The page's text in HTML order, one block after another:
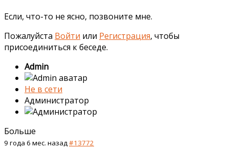
Если, что-то не ясно, позвоните мне.
Пожалуйста Войти или Регистрация, чтобы
присоединиться к беседе.
Admin
Не в сети
Администратор
Больше
9 года 6 мес. назад #13772